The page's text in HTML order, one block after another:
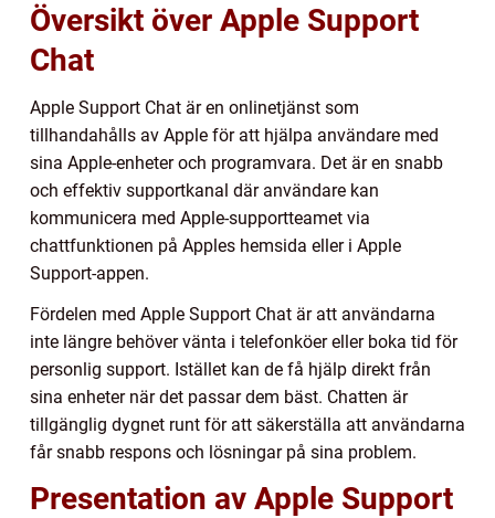
Översikt över Apple Support
Chat
Apple Support Chat är en onlinetjänst som
tillhandahålls av Apple för att hjälpa användare med
sina Apple-enheter och programvara. Det är en snabb
och effektiv supportkanal där användare kan
kommunicera med Apple-supportteamet via
chattfunktionen på Apples hemsida eller i Apple
Support-appen.
Fördelen med Apple Support Chat är att användarna
inte längre behöver vänta i telefonköer eller boka tid för
personlig support. Istället kan de få hjälp direkt från
sina enheter när det passar dem bäst. Chatten är
tillgänglig dygnet runt för att säkerställa att användarna
får snabb respons och lösningar på sina problem.
Presentation av Apple Support